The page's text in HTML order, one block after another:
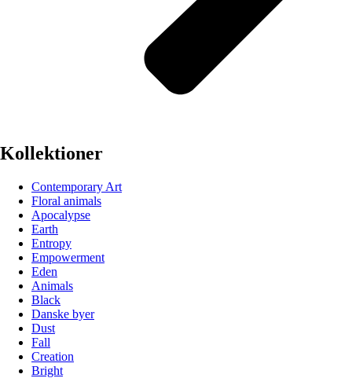
Kollektioner
Contemporary Art
Floral animals
Apocalypse
Earth
Entropy
Empowerment
Eden
Animals
Black
Danske byer
Dust
Fall
Creation
Bright